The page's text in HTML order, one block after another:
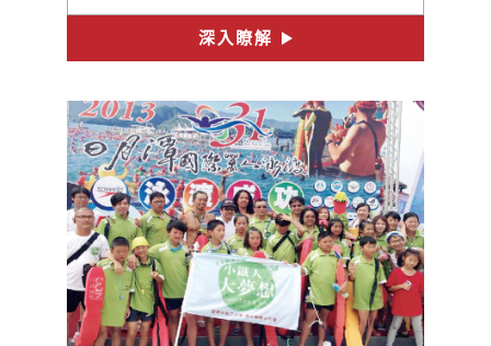
#中華纏花協會
深入瞭解